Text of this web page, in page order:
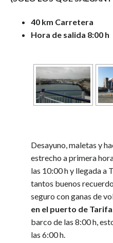
40 km Carretera
Hora de salida 8:00 h
Desayuno, maletas y
estrecho a primera
las 10:00 h y llegada a
tantos buenos
seguro con ganas de
en el puerto de Tarifa
barco de las 8:00 h,
las 6:00 h.